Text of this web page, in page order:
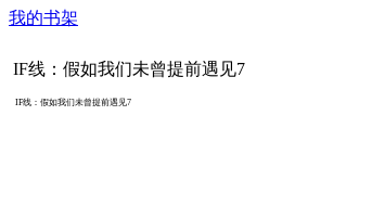
我的书架
IF线：假如我们未曾提前遇见7
IF线：假如我们未曾提前遇见7